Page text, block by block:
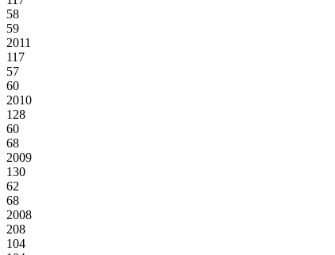
58
59
2011
117
57
60
2010
128
60
68
2009
130
62
68
2008
208
104